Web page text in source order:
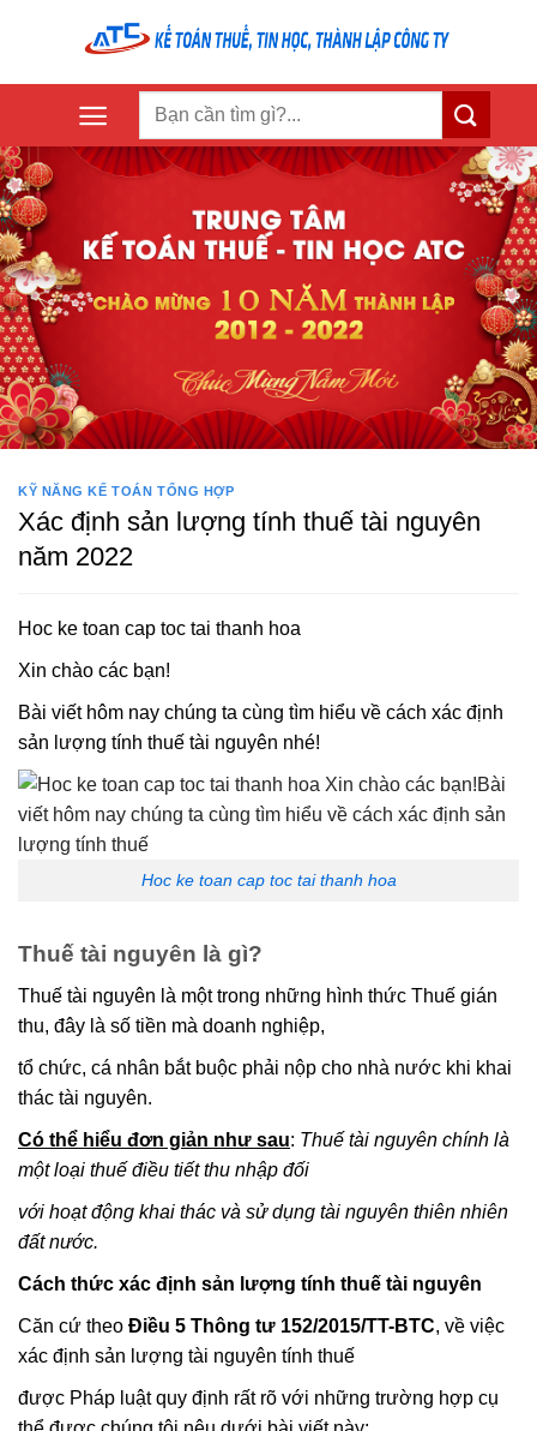
KỸ NĂNG KẾ TOÁN TỔNG HỢP
Xác định sản lượng tính thuế tài nguyên
năm 2022
Hoc ke toan cap toc tai thanh hoa
Xin chào các bạn!
Bài viết hôm nay chúng ta cùng tìm hiểu về cách xác định
sản lượng tính thuế tài nguyên nhé!
Hoc ke toan cap toc tai thanh hoa
Thuế tài nguyên là gì?
Thuế tài nguyên là một trong những hình thức Thuế gián
thu, đây là số tiền mà doanh nghiệp,
tổ chức, cá nhân bắt buộc phải nộp cho nhà nước khi khai
thác tài nguyên.
Có thể hiểu đơn giản như sau: Thuế tài nguyên chính là
một loại thuế điều tiết thu nhập đối
với hoạt động khai thác và sử dụng tài nguyên thiên nhiên
đất nước.
Cách thức xác định sản lượng tính thuế tài nguyên
Căn cứ theo Điều 5 Thông tư 152/2015/TT-BTC, về việc
xác định sản lượng tài nguyên tính thuế
được Pháp luật quy định rất rõ với những trường hợp cụ